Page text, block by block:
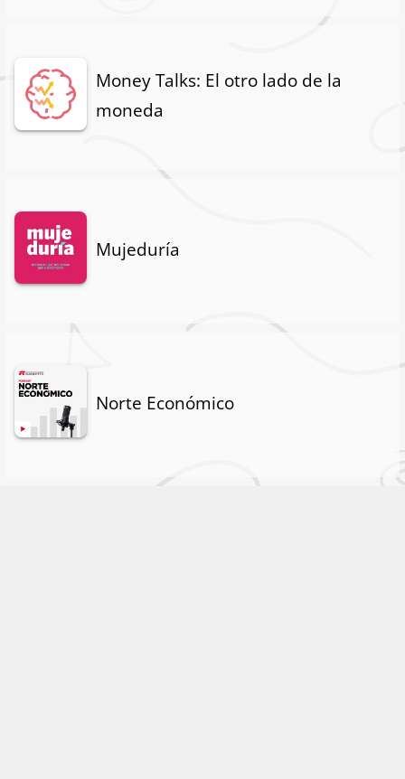
Money Talks: El otro lado de la
moneda
Mujeduría
Norte Económico